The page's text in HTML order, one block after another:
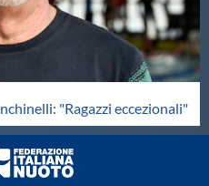
"Ragazzi eccezionali"